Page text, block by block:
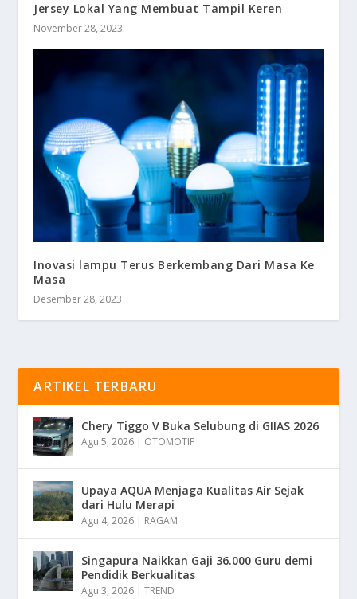
Jersey Lokal Yang Membuat Tampil Keren
November 28, 2023
Inovasi lampu Terus Berkembang Dari Masa Ke
Masa
Desember 28, 2023
ARTIKEL TERBARU
Chery Tiggo V Buka Selubung di GIIAS 2026
Agu 5, 2026 | OTOMOTIF
Upaya AQUA Menjaga Kualitas Air Sejak
dari Hulu Merapi
Agu 4, 2026 | RAGAM
Singapura Naikkan Gaji 36.000 Guru demi
Pendidik Berkualitas
Agu 3, 2026 |TREND